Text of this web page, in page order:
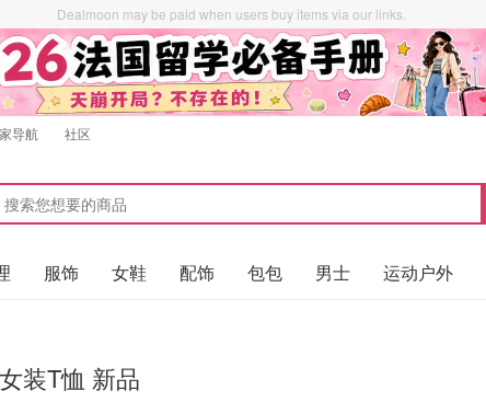
Dealmoon may be paid when users buy items via our links.
导航 社区
服饰 女鞋 配饰 包包 男士 运动户外
装T恤 新品